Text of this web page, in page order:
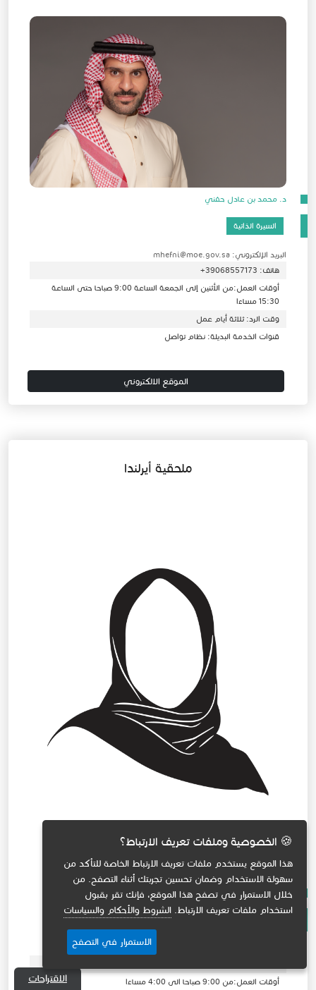
د. محمد بن عادل حفني
السيرة الذاتية
البريد الإلكتروني: mhefni@moe.gov.sa
هاتف: 39068557173+
أوقات العمل:من الأثنين إلى الجمعة الساعة 9:00 صباحا حتى الساعة
15:30 مساءا
وقت الرد: ثلاثة أيام عمل
قنوات الخدمة البديلة: نظام تواصل
الموقع الالكتروني
ملحقية أيرلندا
د. مشاعل بنت صالح السلامة
أوقات العمل:من 9:00 صباحا الى 4:00 مساءا
💬
الاقتراحات
🍪 الخصوصية وملفات تعريف الارتباط؟
هذا الموقع يستخدم ملفات تعريف الارتباط الخاصة للتأكد من
سهولة الاستخدام وضمان تحسين تجربتك أثناء التصفح. من
خلال الاستمرار في تصفح هذا الموقع، فإنك تقر بقبول
استخدام ملفات تعريف الارتباط. الشروط والأحكام والسياسات
الاستمرار في التصفح